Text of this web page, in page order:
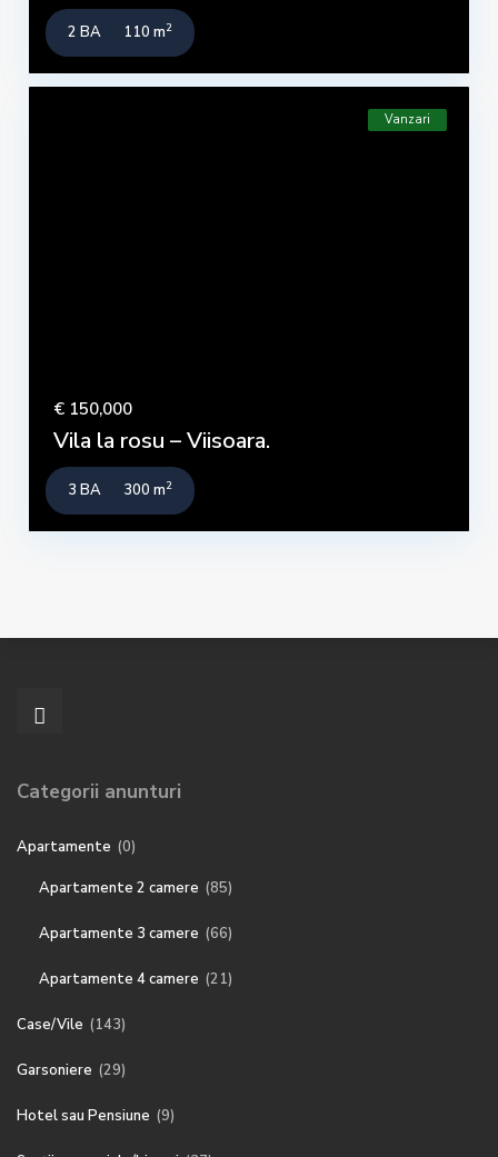
2 BA 110 m2
Vanzari
€ 150,000
Vila la rosu – Viisoara.
3 BA 300 m2
Categorii anunturi
Apartamente (0)
Apartamente 2 camere (85)
Apartamente 3 camere (66)
Apartamente 4 camere (21)
Case/Vile (143)
Garsoniere (29)
Hotel sau Pensiune (9)